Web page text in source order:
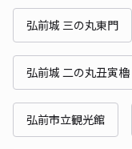
弘前城 三の丸東門
弘前城 二の丸丑寅櫓
弘前市立観光館